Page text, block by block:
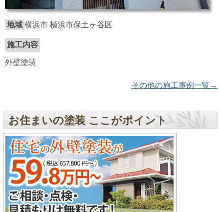
地域 横浜市 横浜市保土ヶ谷区
施工内容
外壁塗装
その他の施工事例一覧→
お住まいの塗装 ここがポイント